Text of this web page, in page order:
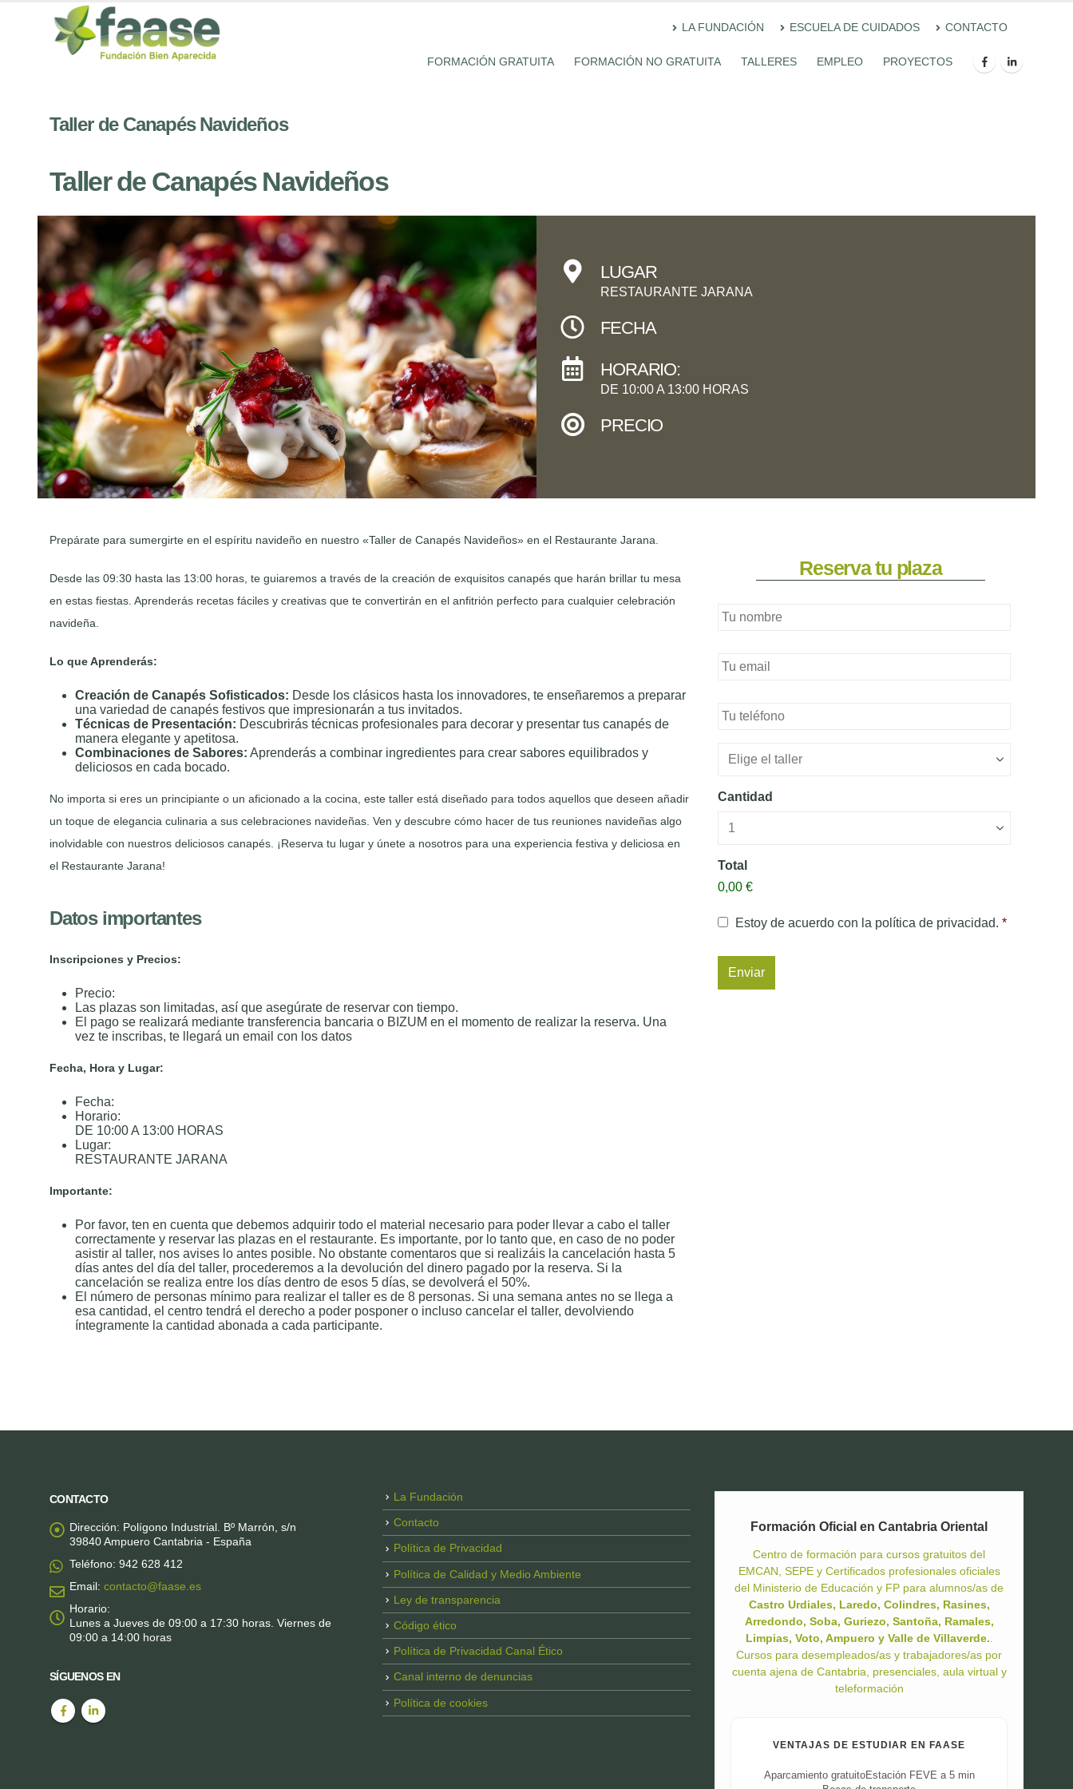
LA FUNDACIÓN ESCUELA DE CUIDADOS CONTACTO
FORMACIÓN GRATUITA FORMACIÓN NO GRATUITA TALLERES EMPLEO PROYECTOS
Taller de Canapés Navideños
Taller de Canapés Navideños
LUGAR
RESTAURANTE JARANA
FECHA
HORARIO:
DE 10:00 A 13:00 HORAS
PRECIO
Prepárate para sumergirte en el espíritu navideño en nuestro «Taller de Canapés Navideños» en el Restaurante Jarana.
Desde las 09:30 hasta las 13:00 horas, te guiaremos a través de la creación de exquisitos canapés que harán brillar tu mesa
en estas fiestas. Aprenderás recetas fáciles y creativas que te convertirán en el anfitrión perfecto para cualquier celebración
navideña.
Lo que Aprenderás:
Creación de Canapés Sofisticados: Desde los clásicos hasta los innovadores, te enseñaremos a preparar
una variedad de canapés festivos que impresionarán a tus invitados.
Técnicas de Presentación: Descubrirás técnicas profesionales para decorar y presentar tus canapés de
manera elegante y apetitosa.
Combinaciones de Sabores: Aprenderás a combinar ingredientes para crear sabores equilibrados y
deliciosos en cada bocado.
No importa si eres un principiante o un aficionado a la cocina, este taller está diseñado para todos aquellos que deseen añadir
un toque de elegancia culinaria a sus celebraciones navideñas. Ven y descubre cómo hacer de tus reuniones navideñas algo
inolvidable con nuestros deliciosos canapés. ¡Reserva tu lugar y únete a nosotros para una experiencia festiva y deliciosa en
el Restaurante Jarana!
Datos importantes
Inscripciones y Precios:
Precio:
Las plazas son limitadas, así que asegúrate de reservar con tiempo.
El pago se realizará mediante transferencia bancaria o BIZUM en el momento de realizar la reserva. Una
vez te inscribas, te llegará un email con los datos
Fecha, Hora y Lugar:
Fecha:
Horario:
DE 10:00 A 13:00 HORAS
Lugar:
RESTAURANTE JARANA
Importante:
Por favor, ten en cuenta que debemos adquirir todo el material necesario para poder llevar a cabo el taller
correctamente y reservar las plazas en el restaurante. Es importante, por lo tanto que, en caso de no poder
asistir al taller, nos avises lo antes posible. No obstante comentaros que si realizáis la cancelación hasta 5
días antes del día del taller, procederemos a la devolución del dinero pagado por la reserva. Si la
cancelación se realiza entre los días dentro de esos 5 días, se devolverá el 50%.
El número de personas mínimo para realizar el taller es de 8 personas. Si una semana antes no se llega a
esa cantidad, el centro tendrá el derecho a poder posponer o incluso cancelar el taller, devolviendo
íntegramente la cantidad abonada a cada participante.
Reserva tu plaza
completo *
taller *
Cantidad
Total
0,00 €
Consentimiento *
Estoy de acuerdo con la política de privacidad. *
CONTACTO
Dirección: Polígono Industrial. Bº Marrón, s/n
39840 Ampuero Cantabria - España
Teléfono: 942 628 412
Email: contacto@faase.es
Horario:
Lunes a Jueves de 09:00 a 17:30 horas. Viernes de
09:00 a 14:00 horas
SÍGUENOS EN
La Fundación
Contacto
Política de Privacidad
Política de Calidad y Medio Ambiente
Ley de transparencia
Código ético
Política de Privacidad Canal Ético
Canal interno de denuncias
Política de cookies
Formación Oficial en Cantabria Oriental
Centro de formación para cursos gratuitos del
EMCAN, SEPE y Certificados profesionales oficiales
del Ministerio de Educación y FP para alumnos/as de
Castro Urdiales, Laredo, Colindres, Rasines,
Arredondo, Soba, Guriezo, Santoña, Ramales,
Limpias, Voto, Ampuero y Valle de Villaverde..
Cursos para desempleados/as y trabajadores/as por
cuenta ajena de Cantabria, presenciales, aula virtual y
teleformación
VENTAJAS DE ESTUDIAR EN FAASE
Aparcamiento gratuitoEstación FEVE a 5 min